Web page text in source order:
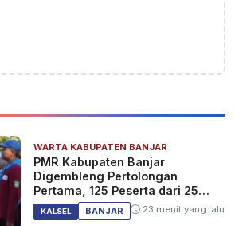
WARTA KABUPATEN BANJAR
PMR Kabupaten Banjar
Digembleng Pertolongan
Pertama, 125 Peserta dari 25
Sekolah
KALSEL BANJAR 23 menit yang lalu